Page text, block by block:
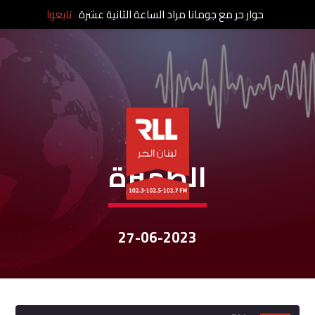
نشرات الأخبار
الظّهيرة
27-06-2023
حوار حر مع جومانا مراد الساعة الثانية عشرة تابعوا